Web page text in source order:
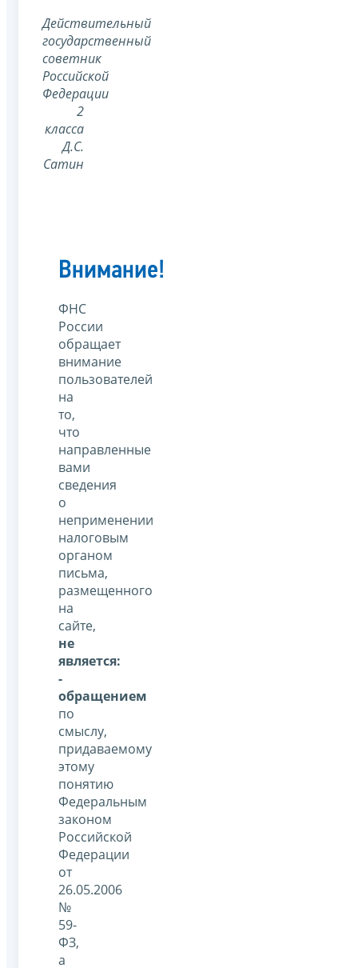
Действительный
государственный
советник
Российской
Федерации
2
класса
Д.С.
Сатин
Внимание!
ФНС
России
обращает
внимание
пользователей
на
то,
что
направленные
вами
сведения
о
неприменении
налоговым
органом
письма,
размещенного
на
сайте,
не
является:
-
обращением
по
смыслу,
придаваемому
этому
понятию
Федеральным
законом
Российской
Федерации
от
26.05.2006
№
59-
ФЗ,
а